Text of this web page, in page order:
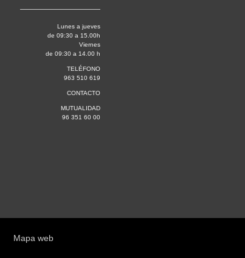
Lunes a jueves
de 09:30 a 15.00h
Viernes
de 09:30 a 14.00 h
TELÉFONO
963 510 619
CONTACTO
MUTUALIDAD
96 351 60 00
Mapa web